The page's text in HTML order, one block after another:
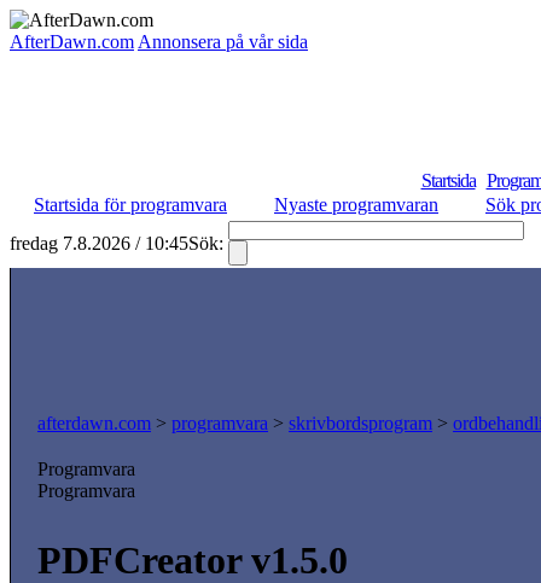
AfterDawn.com Annonsera på vår sida
Startsida
Startsida för programvara
Nyaste programvaran
Sök
fredag 7.8.2026 / 10:45Sök:
afterdawn.com > programvara > skrivbordsprogram >
Programvara
Programvara
PDFCreator v1.5.0